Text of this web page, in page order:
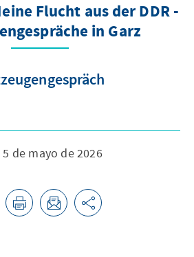
Flucht aus der DDR -
in Garz
5 de mayo de 2026